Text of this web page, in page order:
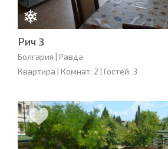
Рич 3
Болгария | Равда
Квартира | Комнат: 2 | Гостей: 3